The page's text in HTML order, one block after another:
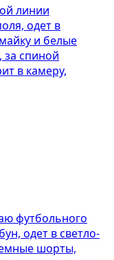
линии
одет в
и белые
спиной
в камеру,